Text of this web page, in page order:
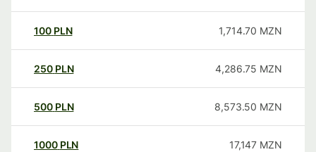
100 PLN 1,714.70 MZN
250 PLN 4,286.75 MZN
500 PLN 8,573.50 MZN
1000 PLN 17,147 MZN